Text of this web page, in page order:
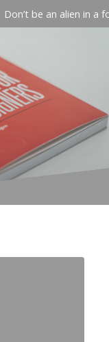
Don’t be an alien in a